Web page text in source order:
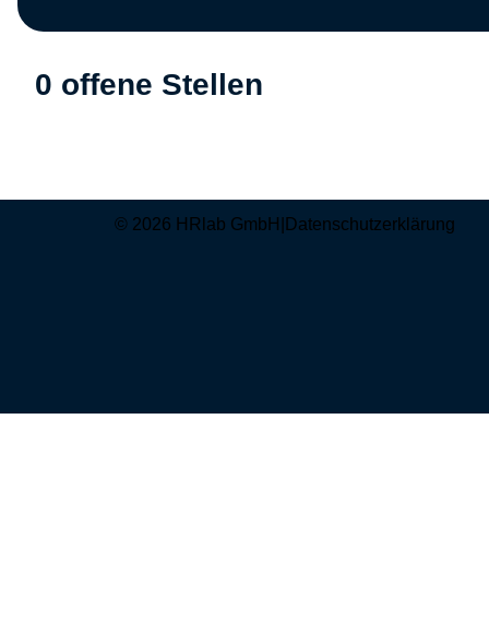
0 offene Stellen
© 2026 HRlab GmbH Datenschutzerklärung